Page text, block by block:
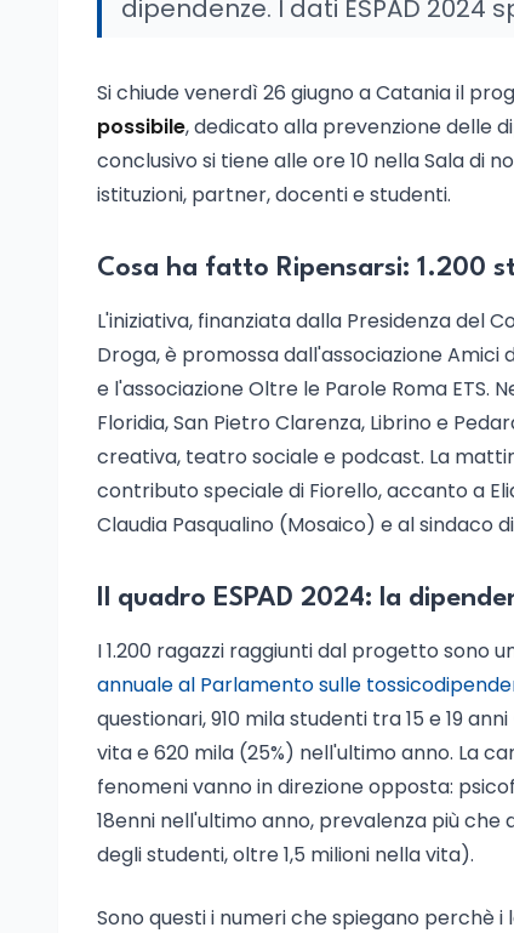
dipendenze. I dati ESPAD 2024
Si chiude venerdì 26 giugno a Catania il
possibile, dedicato alla prevenzione delle
conclusivo si tiene alle ore 10 nella Sala di
istituzioni, partner, docenti e studenti.
Cosa ha fatto Ripensarsi: 1.200
L'iniziativa, finanziata dalla Presidenza del
Droga, è promossa dall'associazione
e l'associazione Oltre le Parole Roma ETS.
Floridia, San Pietro Clarenza, Librino e
creativa, teatro sociale e podcast. La
contributo speciale di Fiorello, accanto a
Claudia Pasqualino (Mosaico) e al sindaco
Il quadro ESPAD 2024: la
I 1.200 ragazzi raggiunti dal progetto sono
annuale al Parlamento sulle
questionari, 910 mila studenti tra 15 e 19
vita e 620 mila (25%) nell'ultimo anno. La
fenomeni vanno in direzione opposta:
18enni nell'ultimo anno, prevalenza più
degli studenti, oltre 1,5 milioni nella vita).
Sono questi i numeri che spiegano perchè